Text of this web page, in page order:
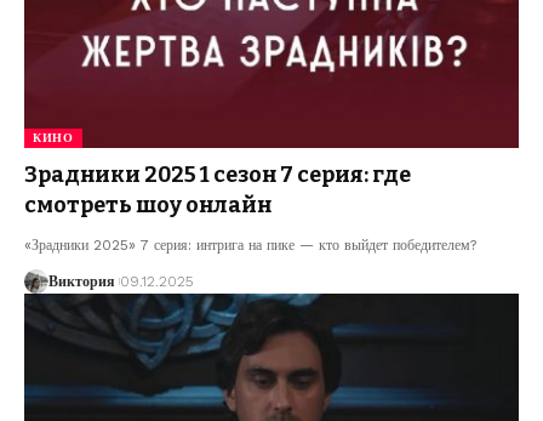
КИНО
Зрадники 2025 1 сезон 7 серия: где
смотреть шоу онлайн
«Зрадники 2025» 7 серия: интрига на пике — кто выйдет победителем?
Виктория 09.12.2025